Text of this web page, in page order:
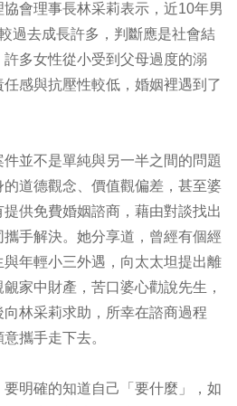
會理事長林采莉表示，近10年男
過去成長許多，判斷應是社會結
多女性從小受到父母過度的溺
感與抗壓性較低，婚姻裡遇到了
並不是單純與另一半之間的問題
道德觀念、價值觀偏差，甚至婆
供免費婚姻諮商，藉由對談找出
手解決。她分享道，曾經有個經
年輕小三外遇，向太太坦提出離
家中財產，苦口婆心勸說先生，
林采莉求助，所幸在諮商過程
攜手走下去。
明確的知道自己「要什麼」，如